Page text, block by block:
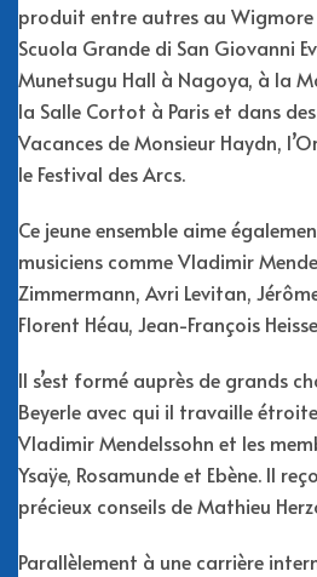
produit entre autres au Wigmore
Scuola Grande di San Giovanni
Munetsugu Hall à Nagoya, à la
la Salle Cortot à Paris et dans
Vacances de Monsieur Haydn,
le Festival des Arcs.
Ce jeune ensemble aime
musiciens comme Vladimir
Zimmermann, Avri Levitan,
Florent Héau, Jean-François
Il s’est formé auprès de grands
Beyerle avec qui il travaille
Vladimir Mendelssohn et les
Ysaÿe, Rosamunde et Ebène. Il
précieux conseils de Mathieu
Parallèlement à une carrière